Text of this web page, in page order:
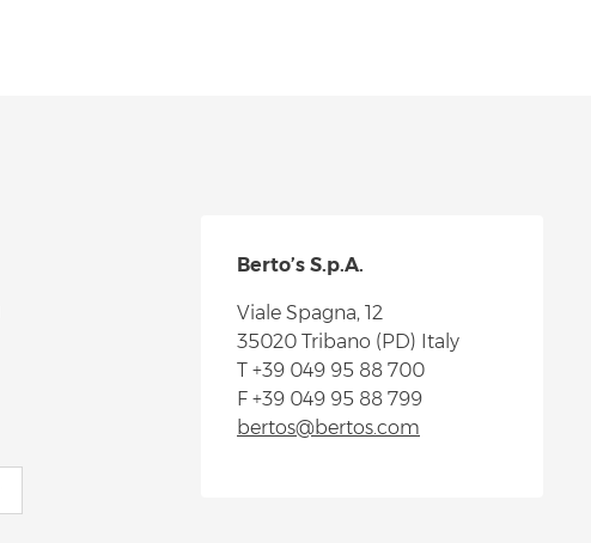
Berto’s S.p.A.
Viale Spagna, 12
35020 Tribano (PD) Italy
T +39 049 95 88 700
F +39 049 95 88 799
bertos@bertos.com